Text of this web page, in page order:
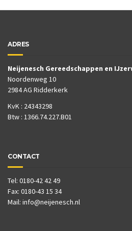
ADRES
Neijenesch Gereedschappen en
Noordenweg 10
2984 AG Ridderkerk
KvK : 24343298
Btw : 1366.74.227.B01
CONTACT
Tel: 0180-42 42 49
Fax: 0180-43 15 34
Mail: info@neijenesch.nl